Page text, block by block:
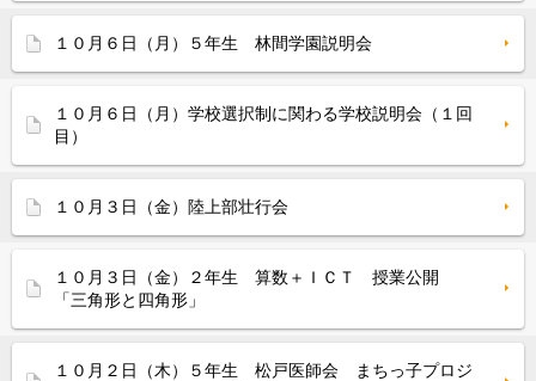
１０月６日（月）５年生 林間学園説明会
１０月６日（月）学校選択制に関わる学校説明会（１回
目）
１０月３日（金）陸上部壮行会
１０月３日（金）２年生 算数＋ＩＣＴ 授業公開
「三角形と四角形」
１０月２日（木）５年生 松戸医師会 まちっ子プロジ